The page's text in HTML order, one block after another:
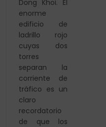
Dong Khoi. El
enorme
edificio de
ladrillo rojo
cuyas dos
torres
separan la
corriente de
tráfico es un
claro
recordatorio
de que los